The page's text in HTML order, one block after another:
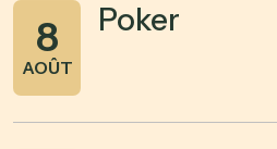
8
AOÛT
Poker